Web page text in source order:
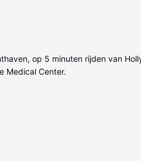
op 5 minuten rijden van
Medical Center.
hebben gratis toiletartikelen